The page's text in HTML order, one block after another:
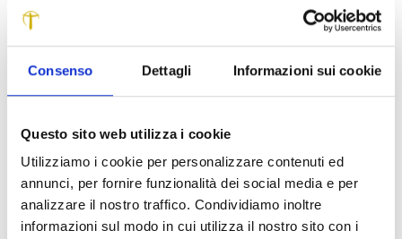
Consenso Dettagli Informazioni sui cookie
Questo sito web utilizza i cookie
Utilizziamo i cookie per personalizzare contenuti ed
annunci, per fornire funzionalità dei social media e per
analizzare il nostro traffico. Condividiamo inoltre
informazioni sul modo in cui utilizza il nostro sito con i
week end fino al 29 settembre (ad esclusione del 24 e 25
agosto), le visite guidate del complesso conventuale di
San Francesco con un doppio orario: dalle 18.30 alle 20 e
Risparmio di Lucca, sono gratuite e aperte a tutta la
cittadinanza e ai turisti, i quali possono prenotarsi
recandosi di persona presso l’ufficio di Piazzale Verdi di
Itinera (Vecchia Porta San Donato). Qui, gli interessati
dovranno lasciare i propri dati, compreso un numero